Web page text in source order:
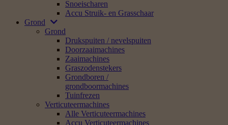
Snoeischaren
Accu Struik- en Grasschaar
Grond
Grond
Drukspuiten / nevelspuiten
Doorzaaimachines
Zaaimachines
Graszodenstekers
Grondboren /
grondboormachines
Tuinfrezen
Verticuteermachines
Alle Verticuteermachines
Accu Verticuteermachines